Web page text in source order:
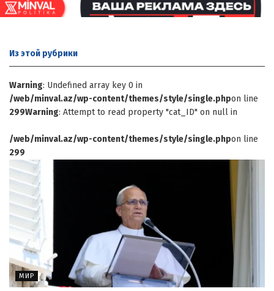
Из этой рубрики
Warning: Undefined array key 0 in
/web/minval.az/wp-content/themes/style/single.phpon line
299Warning: Attempt to read property "cat_ID" on null in
/web/minval.az/wp-content/themes/style/single.phpon line
299
МИР